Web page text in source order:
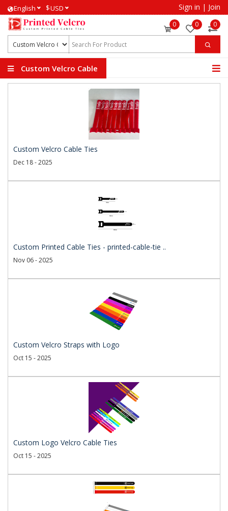
English $USD Sign in | Join
0 0 0
Custom Velcro Cable
Custom Velcro Cable Ties
Dec 18 - 2025
Custom Printed Cable Ties - printed-cable-tie ..
Nov 06 - 2025
Custom Velcro Straps with Logo
Oct 15 - 2025
Custom Logo Velcro Cable Ties
Oct 15 - 2025